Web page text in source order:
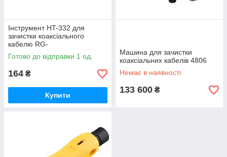
Інструмент HT-332 для
зачистки коаксіального
кабелю RG-
58/59/6/3C2/62/6QS/3C/4C/5C
Готово до відправки 1 од.
164 ₴
Купити
Машина для зачистки
коаксіальних кабелів 4806
Немає в наявності
133 600 ₴